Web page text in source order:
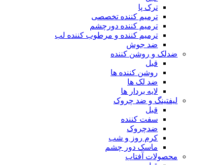
ترک پا
ترمیم کننده تخصصی
ترمیم کننده دورچشم
ترمیم کننده و مرطوب کننده لب
ضد جوش
ضدلک و روشن کننده
قبل
روشن کننده ها
ضد لک ها
لایه بردار ها
لیفتینگ و ضد چروک
قبل
سفت کننده
ضدچروک
کرم روز و شب
ماسک دور چشم
محصولات آفتاب